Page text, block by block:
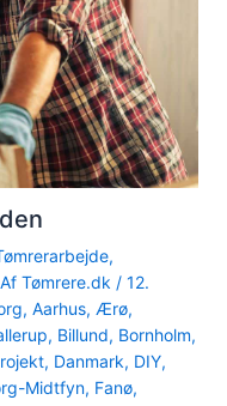
,
Tømrere.dk / 12.
, Aarhus, Ærø,
, Billund, Bornholm,
, Danmark, DIY,
Midtfyn, Fanø,